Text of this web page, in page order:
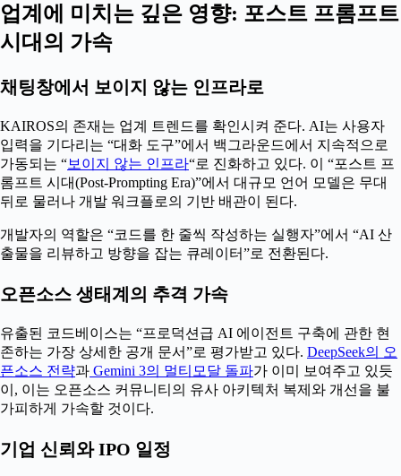
업계에 미치는 깊은 영향: 포스트 프롬프트
시대의 가속
채팅창에서 보이지 않는 인프라로
KAIROS의 존재는 업계 트렌드를 확인시켜 준다. AI는 사용자
입력을 기다리는 “대화 도구”에서 백그라운드에서 지속적으로
가동되는 “보이지 않는 인프라“로 진화하고 있다. 이 “포스트 프
롬프트 시대(Post-Prompting Era)”에서 대규모 언어 모델은 무대
뒤로 물러나 개발 워크플로의 기반 배관이 된다.
개발자의 역할은 “코드를 한 줄씩 작성하는 실행자”에서 “AI 산
출물을 리뷰하고 방향을 잡는 큐레이터”로 전환된다.
오픈소스 생태계의 추격 가속
유출된 코드베이스는 “프로덕션급 AI 에이전트 구축에 관한 현
존하는 가장 상세한 공개 문서”로 평가받고 있다. DeepSeek의 오
픈소스 전략과 Gemini 3의 멀티모달 돌파가 이미 보여주고 있듯
이, 이는 오픈소스 커뮤니티의 유사 아키텍처 복제와 개선을 불
가피하게 가속할 것이다.
기업 신뢰와 IPO 일정